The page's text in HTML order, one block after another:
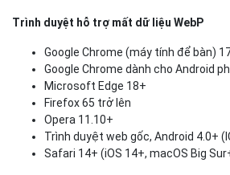
Trình duyệt hỗ trợ mất dữ liệu WebP
Google Chrome (máy tính để bàn)
Google Chrome dành cho Android
Microsoft Edge 18+
Firefox 65 trở lên
Opera 11.10+
Trình duyệt web gốc, Android 4.0+
Safari 14+ (iOS 14+, macOS Big